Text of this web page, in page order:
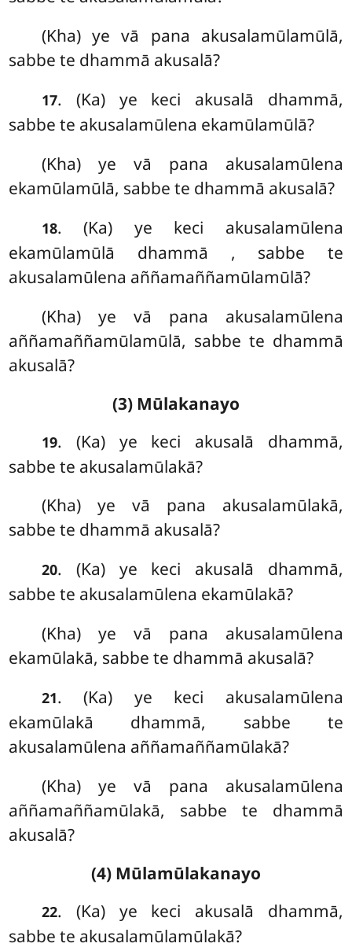
(Kha) ye vā pana akusalamūlamūlā,
sabbe te dhammā akusalā?
17. (Ka) ye keci akusalā dhammā,
sabbe te akusalamūlena ekamūlamūlā?
(Kha) ye vā pana akusalamūlena
ekamūlamūlā, sabbe te dhammā akusalā?
18. (Ka) ye keci akusalamūlena
ekamūlamūlā dhammā , sabbe te
akusalamūlena aññamaññamūlamūlā?
(Kha) ye vā pana akusalamūlena
aññamaññamūlamūlā, sabbe te dhammā
akusalā?
(3) Mūlakanayo
19. (Ka) ye keci akusalā dhammā,
sabbe te akusalamūlakā?
(Kha) ye vā pana akusalamūlakā,
sabbe te dhammā akusalā?
20. (Ka) ye keci akusalā dhammā,
sabbe te akusalamūlena ekamūlakā?
(Kha) ye vā pana akusalamūlena
ekamūlakā, sabbe te dhammā akusalā?
21. (Ka) ye keci akusalamūlena
ekamūlakā dhammā, sabbe te
akusalamūlena aññamaññamūlakā?
(Kha) ye vā pana akusalamūlena
aññamaññamūlakā, sabbe te dhammā
akusalā?
(4) Mūlamūlakanayo
22. (Ka) ye keci akusalā dhammā,
sabbe te akusalamūlamūlakā?